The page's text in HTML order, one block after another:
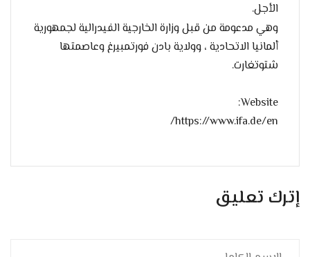
الأجل.
وهي مدعومة من قبل وزارة الخارجية الفيدرالية لجمهورية
ألمانيا الاتحادية ، وولاية بادن فورتمبيرغ وعاصمتها
شتوتغارت.
Website:
https://www.ifa.de/en/
إترك تعليق